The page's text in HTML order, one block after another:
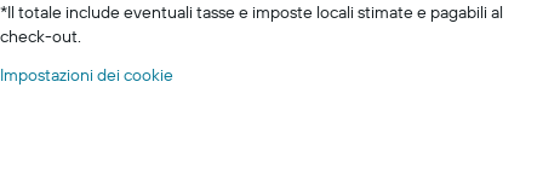
*Il totale include eventuali tasse e imposte locali stimate e pagabili al
check-out.
Impostazioni dei cookie